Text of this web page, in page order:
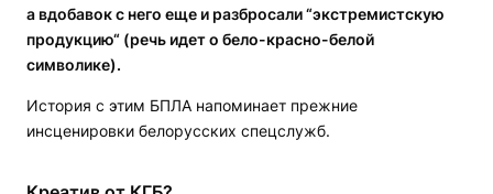
а вдобавок с него еще и разбросали “экстремистскую
продукцию“ (речь идет о бело-красно-белой
символике).
История с этим БПЛА напоминает прежние
инсценировки белорусских спецслужб.